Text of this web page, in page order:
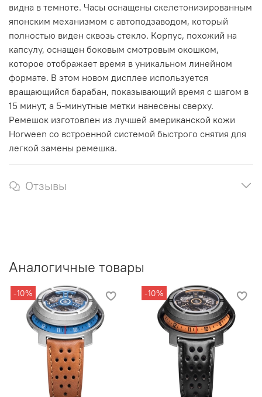
видна в темноте. Часы оснащены скелетонизированным
японским механизмом с автоподзаводом, который
полностью виден сквозь стекло. Корпус, похожий на
капсулу, оснащен боковым смотровым окошком,
которое отображает время в уникальном линейном
формате. В этом новом дисплее используется
вращающийся барабан, показывающий время с шагом в
15 минут, а 5-минутные метки нанесены сверху.
Ремешок изготовлен из лучшей американской кожи
Horween со встроенной системой быстрого снятия для
легкой замены ремешка.
Отзывы
Аналогичные товары
-10% -10%